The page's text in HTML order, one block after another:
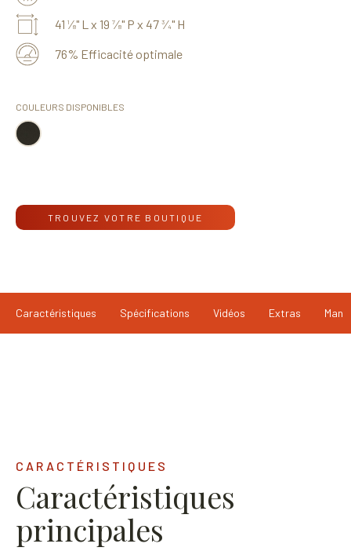
41 1⁄8" L x 19 7⁄8" P x 47 3⁄4" H
76% Efficacité optimale
COULEURS DISPONIBLES
TROUVEZ VOTRE BOUTIQUE
Caractéristiques Spécifications Vidéos Extras
CARACTÉRISTIQUES
Caractéristiques
principales